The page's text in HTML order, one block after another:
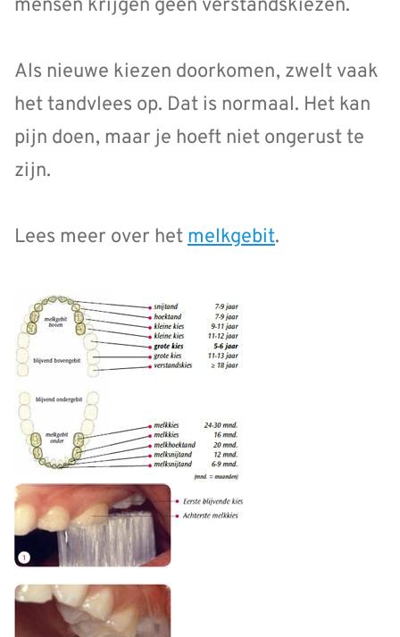
mensen krijgen geen verstandskiezen.
Als nieuwe kiezen doorkomen, zwelt vaak
het tandvlees op. Dat is normaal. Het kan
pijn doen, maar je hoeft niet ongerust te
zijn.
Lees meer over hetmelkgebit.